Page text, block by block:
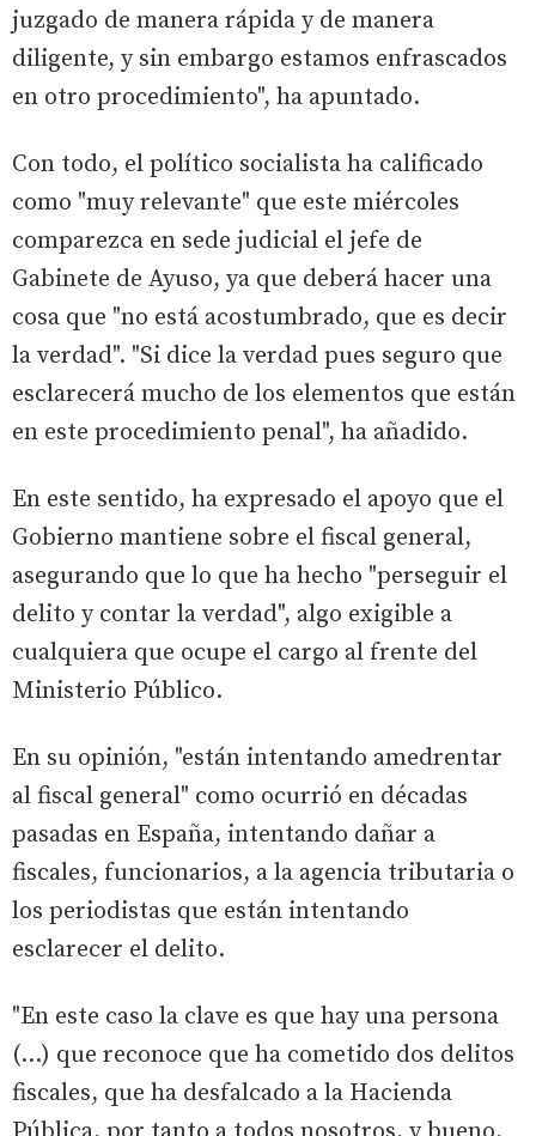
juzgado de manera rápida y de manera
diligente, y sin embargo estamos enfrascados
en otro procedimiento", ha apuntado.
Con todo, el político socialista ha calificado
como "muy relevante" que este miércoles
comparezca en sede judicial el jefe de
Gabinete de Ayuso, ya que deberá hacer una
cosa que "no está acostumbrado, que es decir
la verdad". "Si dice la verdad pues seguro que
esclarecerá mucho de los elementos que están
en este procedimiento penal", ha añadido.
En este sentido, ha expresado el apoyo que el
Gobierno mantiene sobre el fiscal general,
asegurando que lo que ha hecho "perseguir el
delito y contar la verdad", algo exigible a
cualquiera que ocupe el cargo al frente del
Ministerio Público.
En su opinión, "están intentando amedrentar
al fiscal general" como ocurrió en décadas
pasadas en España, intentando dañar a
fiscales, funcionarios, a la agencia tributaria o
los periodistas que están intentando
esclarecer el delito.
"En este caso la clave es que hay una persona
(...) que reconoce que ha cometido dos delitos
fiscales, que ha desfalcado a la Hacienda